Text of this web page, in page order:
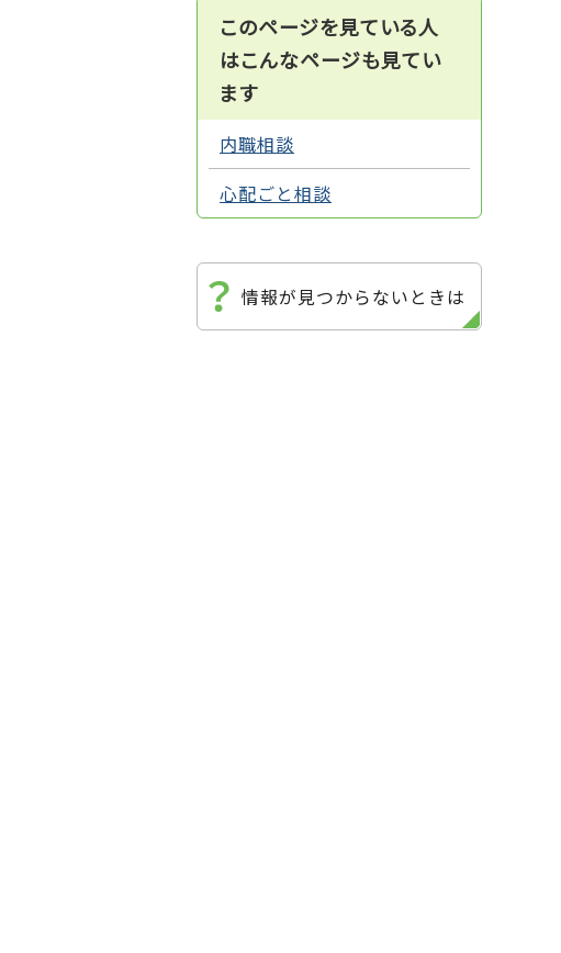
このページを見ている人
はこんなページも見てい
ます
内職相談
心配ごと相談
情報が見つからないときは